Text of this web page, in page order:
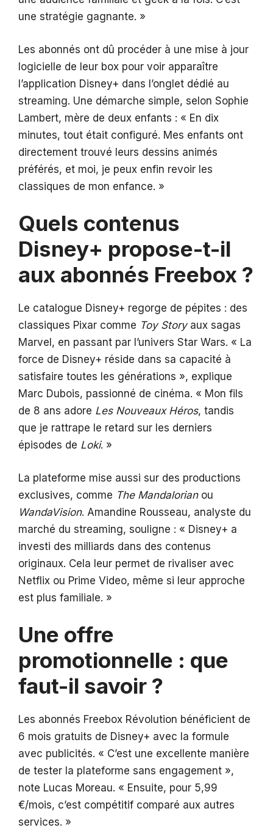
une stratégie gagnante. »
Les abonnés ont dû procéder à une mise à jour
logicielle de leur box pour voir apparaître
l’application Disney+ dans l’onglet dédié au
streaming. Une démarche simple, selon Sophie
Lambert, mère de deux enfants : « En dix
minutes, tout était configuré. Mes enfants ont
directement trouvé leurs dessins animés
préférés, et moi, je peux enfin revoir les
classiques de mon enfance. »
Quels contenus
Disney+ propose-t-il
aux abonnés Freebox ?
Le catalogue Disney+ regorge de pépites : des
classiques Pixar comme Toy Storyaux sagas
Marvel, en passant par l’univers Star Wars. « La
force de Disney+ réside dans sa capacité à
satisfaire toutes les générations », explique
Marc Dubois, passionné de cinéma. « Mon fils
de 8 ans adore Les Nouveaux Héros, tandis
que je rattrape le retard sur les derniers
épisodes de Loki. »
La plateforme mise aussi sur des productions
exclusives, comme The Mandalorianou
WandaVision. Amandine Rousseau, analyste du
marché du streaming, souligne : « Disney+ a
investi des milliards dans des contenus
originaux. Cela leur permet de rivaliser avec
Netflix ou Prime Video, même si leur approche
est plus familiale. »
Une offre
promotionnelle : que
faut-il savoir ?
Les abonnés Freebox Révolution bénéficient de
6 mois gratuits de Disney+ avec la formule
avec publicités. « C’est une excellente manière
de tester la plateforme sans engagement »,
note Lucas Moreau. « Ensuite, pour 5,99
€/mois, c’est compétitif comparé aux autres
services. »